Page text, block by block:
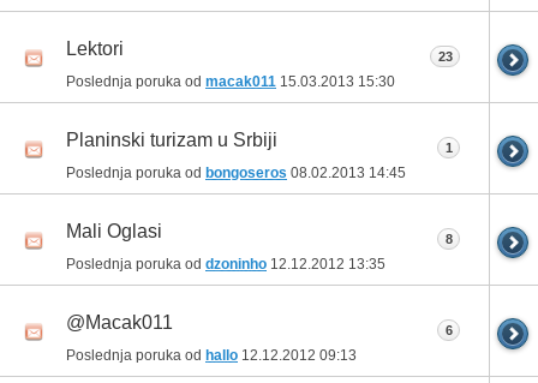
Lektori
Poslednja poruka od macak011 15.03.2013 15:30
23
Planinski turizam u Srbiji
Poslednja poruka od bongoseros 08.02.2013 14:45
1
Mali Oglasi
Poslednja poruka od dzoninho 12.12.2012 13:35
8
@Macak011
Poslednja poruka od hallo 12.12.2012 09:13
6